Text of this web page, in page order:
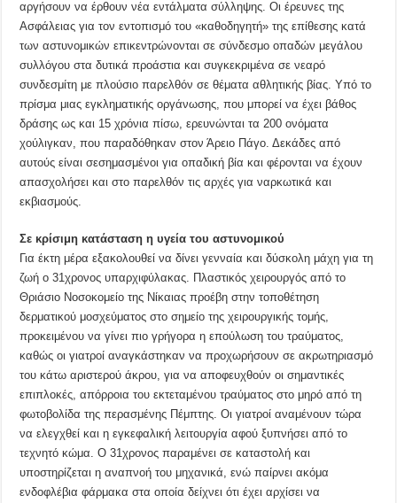
αργήσουν να έρθουν νέα εντάλματα σύλληψης. Οι έρευνες της
Ασφάλειας για τον εντοπισμό του «καθοδηγητή» της επίθεσης κατά
των αστυνομικών επικεντρώνονται σε σύνδεσμο οπαδών μεγάλου
συλλόγου στα δυτικά προάστια και συγκεκριμένα σε νεαρό
συνδεσμίτη με πλούσιο παρελθόν σε θέματα αθλητικής βίας. Υπό το
πρίσμα μιας εγκληματικής οργάνωσης, που μπορεί να έχει βάθος
δράσης ως και 15 χρόνια πίσω, ερευνώνται τα 200 ονόματα
χούλιγκαν, που παραδόθηκαν στον Άρειο Πάγο. Δεκάδες από
αυτούς είναι σεσημασμένοι για οπαδική βία και φέρονται να έχουν
απασχολήσει και στο παρελθόν τις αρχές για ναρκωτικά και
εκβιασμούς.
Σε κρίσιμη κατάσταση η υγεία του αστυνομικού
Για έκτη μέρα εξακολουθεί να δίνει γενναία και δύσκολη μάχη για τη
ζωή ο 31χρονος υπαρχιφύλακας. Πλαστικός χειρουργός από το
Θριάσιο Νοσοκομείο της Νίκαιας προέβη στην τοποθέτηση
δερματικού μοσχεύματος στο σημείο της χειρουργικής τομής,
προκειμένου να γίνει πιο γρήγορα η επούλωση του τραύματος,
καθώς οι γιατροί αναγκάστηκαν να προχωρήσουν σε ακρωτηριασμό
του κάτω αριστερού άκρου, για να αποφευχθούν οι σημαντικές
επιπλοκές, απόρροια του εκτεταμένου τραύματος στο μηρό από τη
φωτοβολίδα της περασμένης Πέμπτης. Οι γιατροί αναμένουν τώρα
να ελεγχθεί και η εγκεφαλική λειτουργία αφού ξυπνήσει από το
τεχνητό κώμα. Ο 31χρονος παραμένει σε καταστολή και
υποστηρίζεται η αναπνοή του μηχανικά, ενώ παίρνει ακόμα
ενδοφλέβια φάρμακα στα οποία δείχνει ότι έχει αρχίσει να